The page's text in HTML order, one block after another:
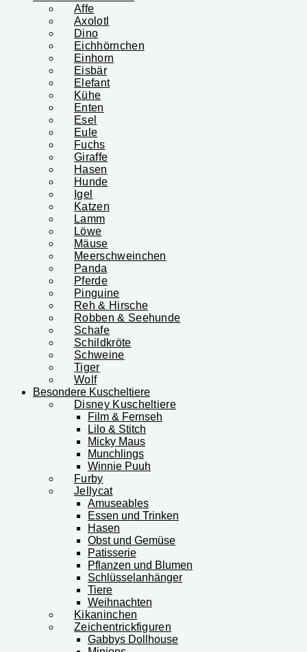
Affe
Axolotl
Dino
Eichhörnchen
Einhorn
Eisbär
Elefant
Kühe
Enten
Esel
Eule
Fuchs
Giraffe
Hasen
Hunde
Igel
Katzen
Lamm
Löwe
Mäuse
Meerschweinchen
Panda
Pferde
Pinguine
Reh & Hirsche
Robben & Seehunde
Schafe
Schildkröte
Schweine
Tiger
Wolf
Besondere Kuscheltiere
Disney Kuscheltiere
Film & Fernseh
Lilo & Stitch
Micky Maus
Munchlings
Winnie Puuh
Furby
Jellycat
Amuseables
Essen und Trinken
Hasen
Obst und Gemüse
Patisserie
Pflanzen und Blumen
Schlüsselanhänger
Tiere
Weihnachten
Kikaninchen
Zeichentrickfiguren
Gabbys Dollhouse